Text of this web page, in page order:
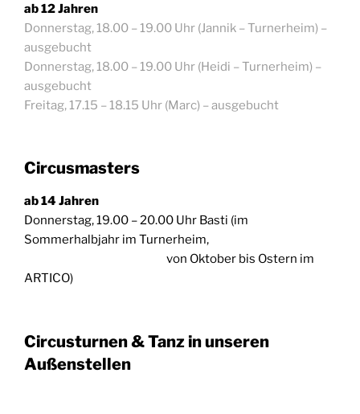
ab 12 Jahren
Donnerstag, 18.00 – 19.00 Uhr (Jannik – Turnerheim) –
ausgebucht
Donnerstag, 18.00 – 19.00 Uhr (Heidi – Turnerheim) –
ausgebucht
Freitag, 17.15 – 18.15 Uhr (Marc) – ausgebucht
Circusmasters
ab 14 Jahren
Donnerstag, 19.00 – 20.00 Uhr Basti (im
Sommerhalbjahr im Turnerheim,
von Oktober bis Ostern im
ARTICO)
Circusturnen & Tanz in unseren
Außenstellen